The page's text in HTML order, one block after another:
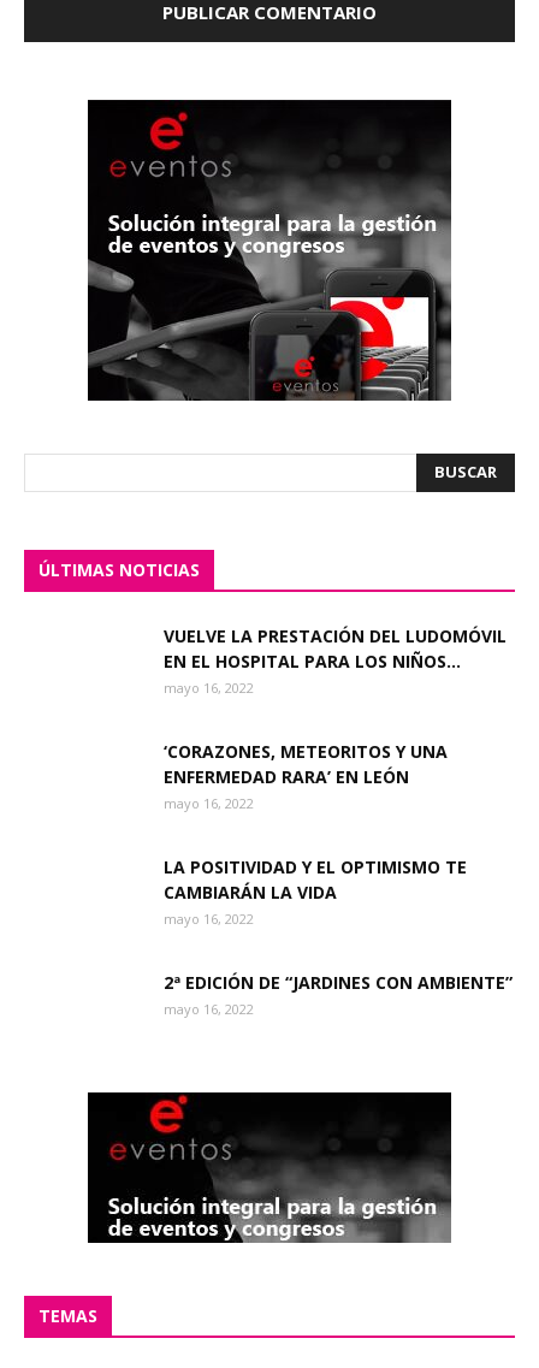
ÚLTIMAS NOTICIAS
VUELVE LA PRESTACIÓN DEL LUDOMÓVIL
EN EL HOSPITAL PARA LOS NIÑOS...
mayo 16, 2022
‘CORAZONES, METEORITOS Y UNA
ENFERMEDAD RARA’ EN LEÓN
mayo 16, 2022
LA POSITIVIDAD Y EL OPTIMISMO TE
CAMBIARÁN LA VIDA
mayo 16, 2022
2ª EDICIÓN DE “JARDINES CON AMBIENTE”
mayo 16, 2022
TEMAS